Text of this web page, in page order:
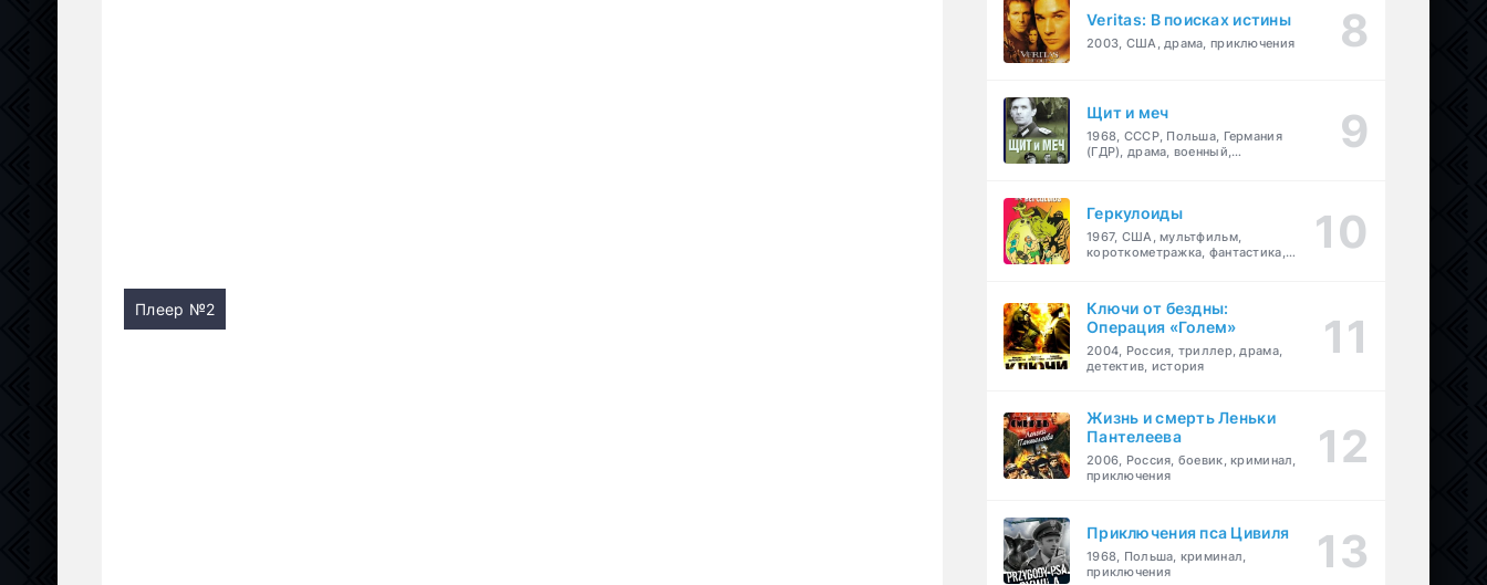
Плеер №2
Veritas: В поисках истины
2003, США, драма, приключения
Щит и меч
1968, СССР, Польша, Германия
(ГДР), драма, военный,
Геркулоиды
1967, США, мультфильм,
короткометражка, фантастика,
Ключи от бездны:
Операция «Голем»
2004, Россия, триллер, драма,
детектив, история
Жизнь и смерть Леньки
Пантелеева
2006, Россия, боевик, криминал,
приключения
Приключения пса Цивиля
1968, Польша, криминал,
приключения